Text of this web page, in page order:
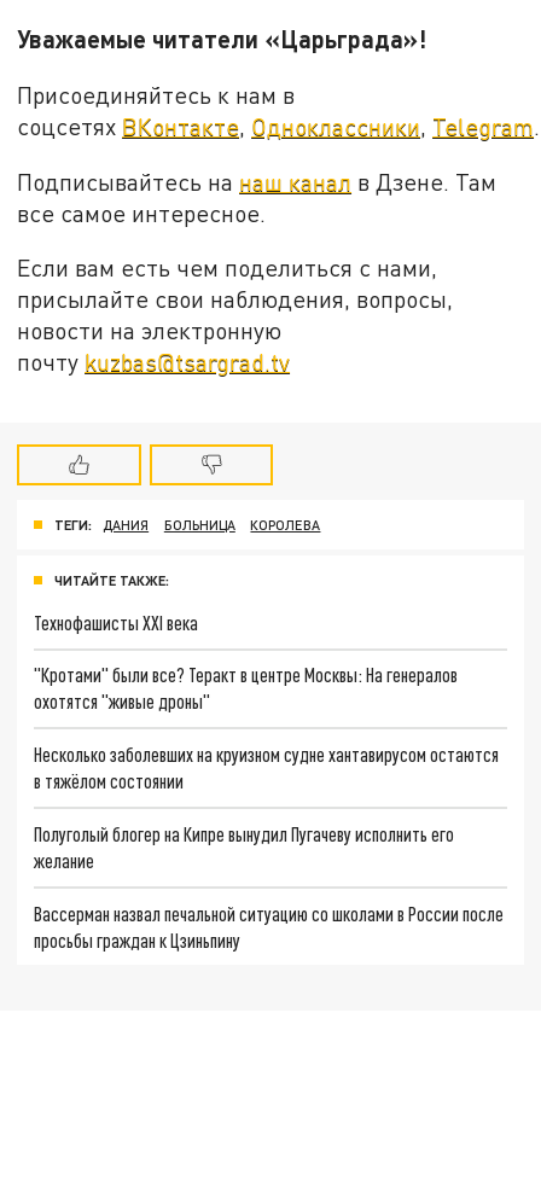
Уважаемые читатели «Царьграда»!
Присоединяйтесь к нам в
соцсетях ВКонтакте, Одноклассники, Telegram.
Подписывайтесь на наш канал в Дзене. Там
все самое интересное.
Если вам есть чем поделиться с нами,
присылайте свои наблюдения, вопросы,
новости на электронную
почту kuzbas@tsargrad.tv
ТЕГИ: ДАНИЯ БОЛЬНИЦА КОРОЛЕВА
ЧИТАЙТЕ ТАКЖЕ:
Технофашисты XXI века
"Кротами" были все? Теракт в центре Москвы: На генералов
охотятся "живые дроны"
Несколько заболевших на круизном судне хантавирусом остаются
в тяжёлом состоянии
Полуголый блогер на Кипре вынудил Пугачеву исполнить его
желание
Вассерман назвал печальной ситуацию со школами в России после
просьбы граждан к Цзиньпину